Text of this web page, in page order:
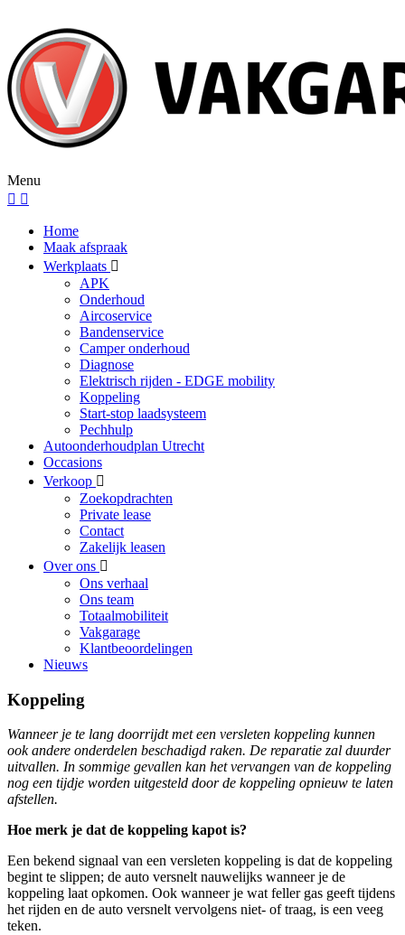
Menu
Home
Maak afspraak
Werkplaats
APK
Onderhoud
Aircoservice
Bandenservice
Camper onderhoud
Diagnose
Elektrisch rijden - EDGE mobility
Koppeling
Start-stop laadsysteem
Pechhulp
Autoonderhoudplan Utrecht
Occasions
Verkoop
Zoekopdrachten
Private lease
Contact
Zakelijk leasen
Over ons
Ons verhaal
Ons team
Totaalmobiliteit
Vakgarage
Klantbeoordelingen
Nieuws
Koppeling
Wanneer je te lang doorrijdt met een versleten koppeling kunnen
ook andere onderdelen beschadigd raken. De reparatie zal duurder
uitvallen. In sommige gevallen kan het vervangen van de koppeling
nog een tijdje worden uitgesteld door de koppeling opnieuw te laten
afstellen.
Hoe merk je dat de koppeling kapot is?
Een bekend signaal van een versleten koppeling is dat de koppeling
begint te slippen; de auto versnelt nauwelijks wanneer je de
koppeling laat opkomen. Ook wanneer je wat feller gas geeft tijdens
het rijden en de auto versnelt vervolgens niet- of traag, is een veeg
teken.